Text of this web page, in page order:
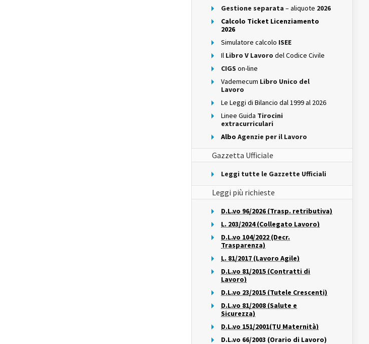
Gestione separata – aliquote 2026
Calcolo Ticket Licenziamento
2026
Simulatore calcolo ISEE
Il Libro V Lavoro del Codice Civile
CIGS on-line
Vademecum Libro Unico del
Lavoro
Le Leggi di Bilancio dal 1999 al 2026
Linee Guida Tirocini
extracurriculari
Albo Agenzie per il Lavoro
Gazzetta Ufficiale
Leggi tutte le Gazzette Ufficiali
Leggi più richieste
D.L.vo 96/2026 (Trasp. retributiva)
L. 203/2024 (Collegato Lavoro)
D.L.vo 104/2022 (Decr.
Trasparenza)
L. 81/2017 (Lavoro Agile)
D.L.vo 81/2015 (Contratti di
Lavoro)
D.L.vo 23/2015 (Tutele Crescenti)
D.L.vo 81/2008 (Salute e
Sicurezza)
D.L.vo 151/2001(TU Maternità)
D.L.vo 66/2003 (Orario di Lavoro)